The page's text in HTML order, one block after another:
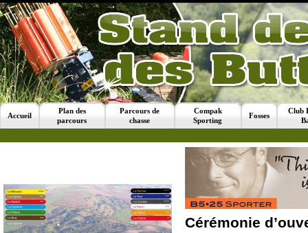
Accueil
Plan des
parcours
Parcours de
chasse
Compak
Sporting
Fosses
Club
Cérémonie